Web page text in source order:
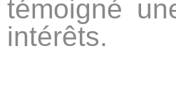
témoigné
intérêts.